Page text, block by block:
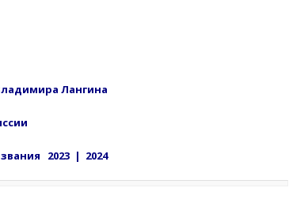
Лангина
2023 | 2024